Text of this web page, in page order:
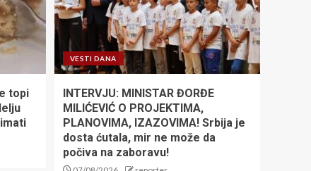
topi
VESTI DANA
INTERVJU: MINISTAR ĐORĐE
MILIĆEVIĆ O PROJEKTIMA,
PLANOVIMA, IZAZOVIMA! Srbija je
dosta ćutala, mir ne može da
počiva na zaboravu!